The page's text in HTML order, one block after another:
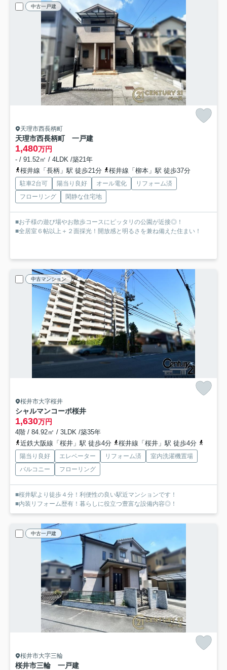
中古一戸建
天理市西長柄町
天理市西長柄町 一戸建
1,480万円
- / 91.52㎡ / 4LDK /築21年
桜井線「長柄」駅 徒歩21分
桜井線「柳本」駅 徒歩37分
駐車2台可 陽当り良好 オール電化
リフォーム済
フローリング
閑静な住宅地
■お子様の遊び場やお散歩コースにピッタリの公園が近接◎！
■全居室６帖以上＋２面採光！開放感と明るさを兼ね備えた住まい！
中古マンション
桜井市大字桜井
シャルマンコーポ桜井
1,630万円
4階 / 84.92㎡ / 3LDK /築35年
近鉄大阪線「桜井」駅 徒歩4分
桜井線「桜井」駅 徒歩4分
陽当り良好 エレベーター リフォーム済
室内洗濯機置場
バルコニー
フローリング
■桜井駅より徒歩４分！利便性の良い駅近マンションです！
■内装リフォーム歴有！暮らしに役立つ豊富な設備内容◎！
中古一戸建
桜井市大字三輪
桜井市三輪 一戸建